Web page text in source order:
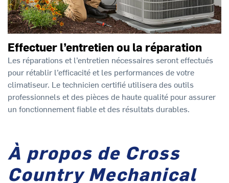
Effectuer l’entretien ou la réparation
Les réparations et l’entretien nécessaires seront effectués
pour rétablir l’efficacité et les performances de votre
climatiseur. Le technicien certifié utilisera des outils
professionnels et des pièces de haute qualité pour assurer
un fonctionnement fiable et des résultats durables.
À propos de Cross
Country Mechanical